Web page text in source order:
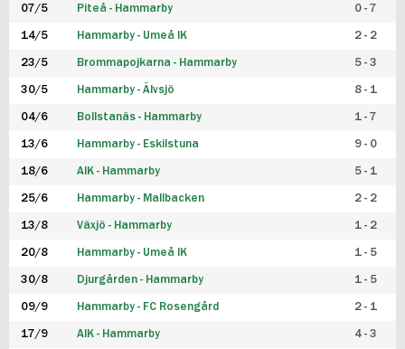
07/5 Piteå - Hammarby 0 - 7
14/5 Hammarby - Umeå IK 2 - 2
23/5 Brommapojkarna - Hammarby 5 - 3
30/5 Hammarby - Älvsjö 8 - 1
04/6 Bollstanäs - Hammarby 1 - 7
13/6 Hammarby - Eskilstuna 9 - 0
18/6 AIK - Hammarby 5 - 1
25/6 Hammarby - Mallbacken 2 - 2
13/8 Växjö - Hammarby 1 - 2
20/8 Hammarby - Umeå IK 1 - 5
30/8 Djurgården - Hammarby 1 - 5
09/9 Hammarby - FC Rosengård 2 - 1
17/9 AIK - Hammarby 4 - 3